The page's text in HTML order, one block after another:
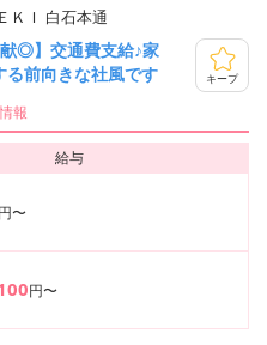
ＫＩ 白石本通
献◎】交通費支給♪家
る前向きな社風です
キープ
報
給与
〜
円〜